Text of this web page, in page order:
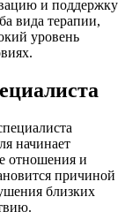
и поддержку
вида терапии,
уровень
начинает
отношения и
причиной
близких